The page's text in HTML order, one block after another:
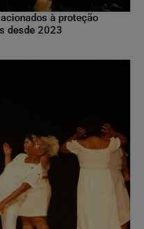
à proteção
desde 2023